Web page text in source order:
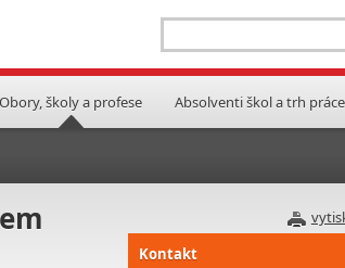
Obory, školy a profese Absolventi škol a trh práce
Kontakt